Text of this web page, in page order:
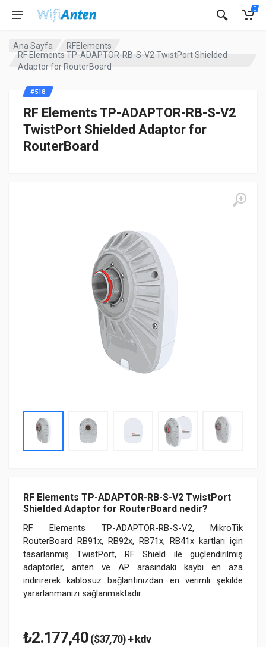
0
Ana Sayfa
RFElements
RF Elements TP-ADAPTOR-RB-S-V2 TwistPort Shielded
Adaptor for RouterBoard
RF Elements TP-ADAPTOR-RB-S-V2
TwistPort Shielded Adaptor for
RouterBoard
RF Elements TP-ADAPTOR-RB-S-V2 TwistPort
Shielded Adaptor for RouterBoard nedir?
RF Elements TP-ADAPTOR-RB-S-V2, MikroTik
RouterBoard RB91x, RB92x, RB71x, RB41x kartları için
tasarlanmış TwistPort, RF Shield ile güçlendirilmiş
adaptörler, anten ve AP arasındaki kaybı en aza
indirirerek kablosuz bağlantınızdan en verimli şekilde
yararlanmanızı sağlanmaktadır.
#518
₺2.177,40($37,70) + kdv